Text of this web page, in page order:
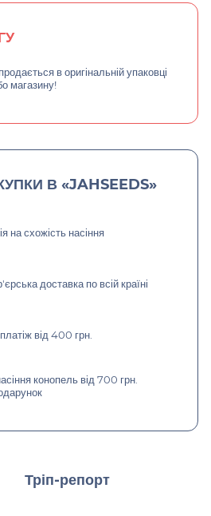
в оригінальній упаковці
магазину!
В «JAHSEEDS»
на схожість насіння
доставка по всій країні
від 400 грн.
конопель від 700 грн.
Тріп-репорт